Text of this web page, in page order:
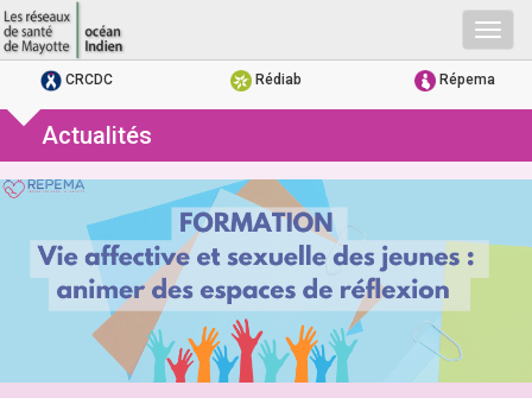
CRCDC Rédiab Répema
Actualités